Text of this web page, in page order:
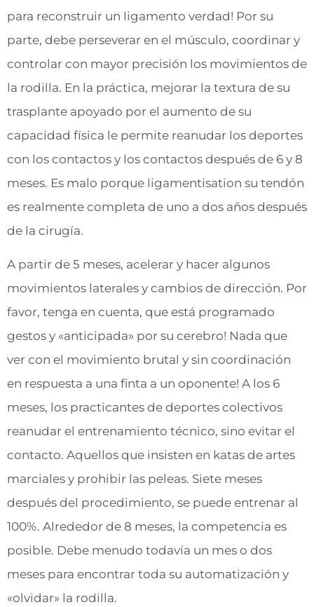
para reconstruir un ligamento verdad! Por su
parte, debe perseverar en el músculo, coordinar y
controlar con mayor precisión los movimientos de
la rodilla. En la práctica, mejorar la textura de su
trasplante apoyado por el aumento de su
capacidad física le permite reanudar los deportes
con los contactos y los contactos después de 6 y 8
meses. Es malo porque ligamentisation su tendón
es realmente completa de uno a dos años después
de la cirugía.
A partir de 5 meses, acelerar y hacer algunos
movimientos laterales y cambios de dirección. Por
favor, tenga en cuenta, que está programado
gestos y «anticipada» por su cerebro! Nada que
ver con el movimiento brutal y sin coordinación
en respuesta a una finta a un oponente! A los 6
meses, los practicantes de deportes colectivos
reanudar el entrenamiento técnico, sino evitar el
contacto. Aquellos que insisten en katas de artes
marciales y prohibir las peleas. Siete meses
después del procedimiento, se puede entrenar al
100%. Alrededor de 8 meses, la competencia es
posible. Debe menudo todavía un mes o dos
meses para encontrar toda su automatización y
«olvidar» la rodilla.